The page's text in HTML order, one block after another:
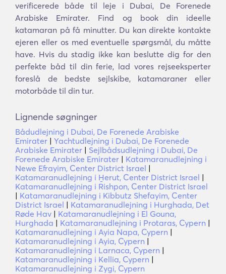
verificerede både til leje i Dubai, De Forenede
Arabiske Emirater. Find og book din ideelle
katamaran på få minutter. Du kan direkte kontakte
ejeren eller os med eventuelle spørgsmål, du måtte
have. Hvis du stadig ikke kan beslutte dig for den
perfekte båd til din ferie, lad vores rejseeksperter
foreslå de bedste sejlskibe, katamaraner eller
motorbåde til din tur.
Lignende søgninger
Bådudlejning i Dubai, De Forenede Arabiske
Emirater | Yachtudlejning i Dubai, De Forenede
Arabiske Emirater | Sejlbådsudlejning i Dubai, De
Forenede Arabiske Emirater | Katamaranudlejning i
Newe Efrayim, Center District Israel |
Katamaranudlejning i H̱erut, Center District Israel |
Katamaranudlejning i Rishpon, Center District Israel
| Katamaranudlejning i Kibbutz Shefayim, Center
District Israel | Katamaranudlejning i Hurghada, Det
Røde Hav | Katamaranudlejning i El Gouna,
Hurghada | Katamaranudlejning i Protaras, Cypern |
Katamaranudlejning i Ayia Napa, Cypern |
Katamaranudlejning i Ayia, Cypern |
Katamaranudlejning i Larnaca, Cypern |
Katamaranudlejning i Kellia, Cypern |
Katamaranudlejning i Zygi, Cypern